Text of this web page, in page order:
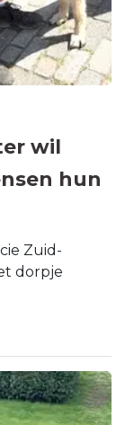
wil
hun
Zuid-
dorpje